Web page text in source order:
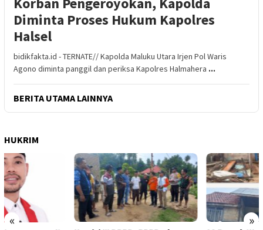
Diminta Proses Hukum Kapolres
Halsel
bidikfakta.id - TERNATE// Kapolda Maluku Utara Irjen Pol Waris
Agono diminta panggil dan periksa Kapolres Halmahera ...
BERITA UTAMA LAINNYA
HUKRIM
« »